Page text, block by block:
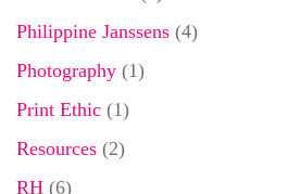
Philippine Janssens (4)
Photography (1)
Print Ethic (1)
Resources (2)
RH (6)